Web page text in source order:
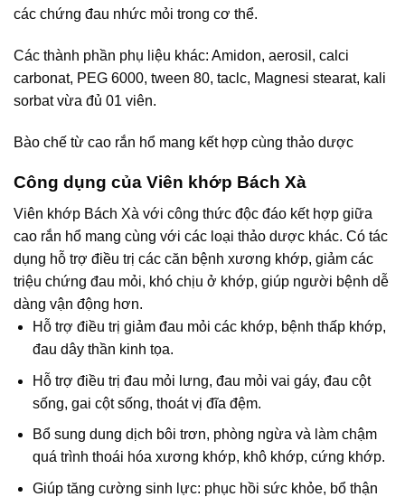
các chứng đau nhức mỏi trong cơ thể.
Các thành phần phụ liệu khác: Amidon, aerosil, calci
carbonat, PEG 6000, tween 80, taclc, Magnesi stearat, kali
sorbat vừa đủ 01 viên.
Bào chế từ cao rắn hổ mang kết hợp cùng thảo dược
Công dụng của Viên khớp Bách Xà
Viên khớp Bách Xà với công thức độc đáo kết hợp giữa
cao rắn hổ mang cùng với các loại thảo dược khác. Có tác
dụng hỗ trợ điều trị các căn bệnh xương khớp, giảm các
triệu chứng đau mỏi, khó chịu ở khớp, giúp người bệnh dễ
dàng vận động hơn.
Hỗ trợ điều trị giảm đau mỏi các khớp, bệnh thấp khớp,
đau dây thần kinh tọa.
Hỗ trợ điều trị đau mỏi lưng, đau mỏi vai gáy, đau cột
sống, gai cột sống, thoát vị đĩa đệm.
Bổ sung dung dịch bôi trơn, phòng ngừa và làm chậm
quá trình thoái hóa xương khớp, khô khớp, cứng khớp.
Giúp tăng cường sinh lực: phục hồi sức khỏe, bổ thận